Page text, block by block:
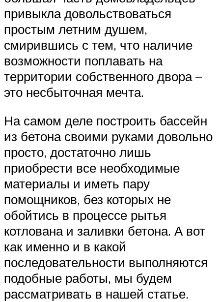
привыкла довольствоваться
простым летним душем,
смирившись с тем, что наличие
возможности поплавать на
территории собственного двора –
это несбыточная мечта.
На самом деле построить бассейн
из бетона своими руками довольно
просто, достаточно лишь
приобрести все необходимые
материалы и иметь пару
помощников, без которых не
обойтись в процессе рытья
котлована и заливки бетона. А вот
как именно и в какой
последовательности выполняются
подобные работы, мы будем
рассматривать в нашей статье.